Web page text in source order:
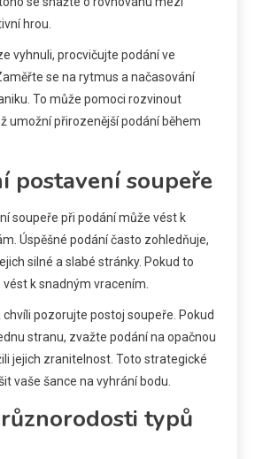
hrou.
vyhnuli, procvičujte podání ve
se na rytmus a načasování
To může pomoci rozvinout
umožní přirozenější podání během
postavení soupeře
soupeře při podání může vést k
Úspěšné podání často zohledňuje,
silné a slabé stránky. Pokud to
k snadným vracením.
chvíli pozorujte postoj soupeře. Pokud
stranu, zvažte podání na opačnou
jejich zranitelnost. Toto strategické
vaše šance na vyhrání bodu.
typů